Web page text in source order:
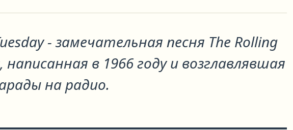
- замечательная песня The Rolling
написанная в 1966 году и возглавлявшая
на радио.